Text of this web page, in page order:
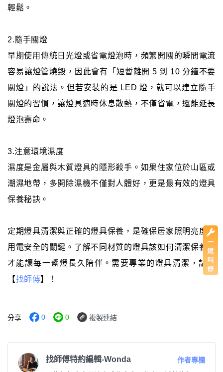
輕鬆。
2.隨手關燈
早期使用傳統日光燈或省電燈泡時，頻繁開關的瞬間電流
容易讓燈管燒毀，因此會有「短暫離開 5 到 10 分鐘不要
關燈」的說法。但若安裝的是 LED 燈，就可以建立隨手
關燈的習慣，讓燈具適時休息散熱，不僅省電，還能延長
燈泡壽命。
3.注意環境濕度
濕度是金屬與木質燈具的隱形殺手。如果住家位於山區或
潮濕地帶，多開除濕機不僅對人體好，更是最有效的燈具
保養秘訣。
定期燈具清潔與正確的燈具保養，是確保居家照明亮度與
用電安全的關鍵。了解不同材質的燈具該如何清潔保養，
才能讓每一盞燈長久陪伴。需要專業的燈具清潔，請上
【找師傅】！
分享 0 0 複製連結
找師傅特約編輯-Wonda
作者專欄